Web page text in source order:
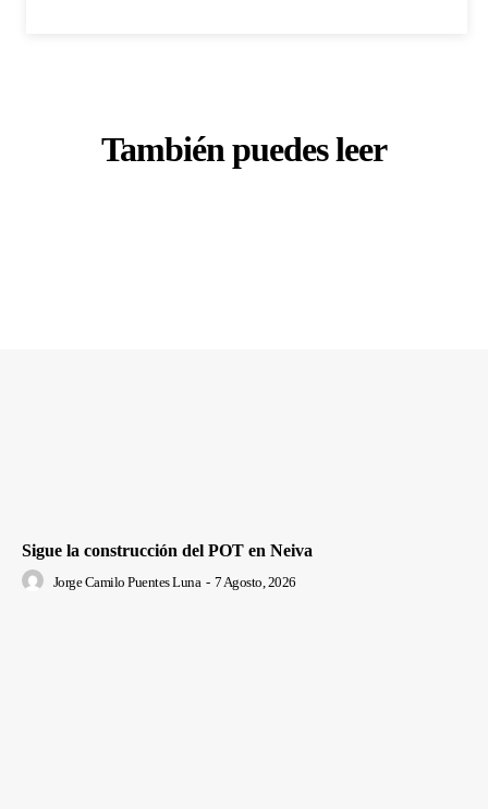
También puedes leer
Sigue la construcción del POT en Neiva
Jorge Camilo Puentes Luna - 7 Agosto, 2026